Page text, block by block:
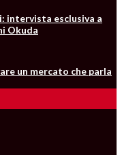
intervista esclusiva a
Okuda
un mercato che parla